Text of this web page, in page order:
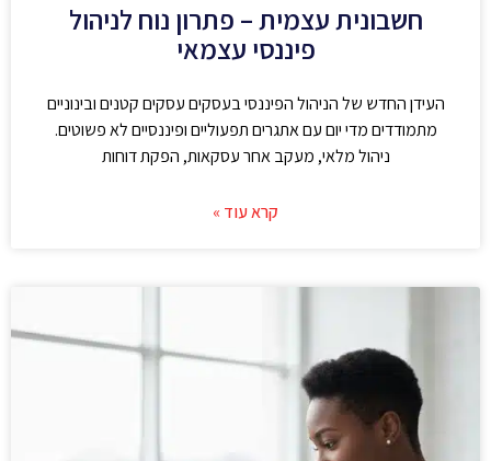
חשבונית עצמית – פתרון נוח לניהול
פיננסי עצמאי
העידן החדש של הניהול הפיננסי בעסקים עסקים קטנים ובינוניים
מתמודדים מדי יום עם אתגרים תפעוליים ופיננסיים לא פשוטים.
ניהול מלאי, מעקב אחר עסקאות, הפקת דוחות
קרא עוד »